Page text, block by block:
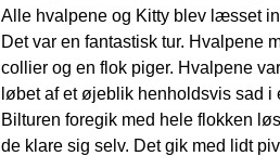
Alle hvalpene og Kitty blev læsset
Det var en fantastisk tur. Hvalpene
collier og en flok piger. Hvalpene
løbet af et øjeblik henholdsvis sad
Bilturen foregik med hele flokken
de klare sig selv. Det gik med lidt